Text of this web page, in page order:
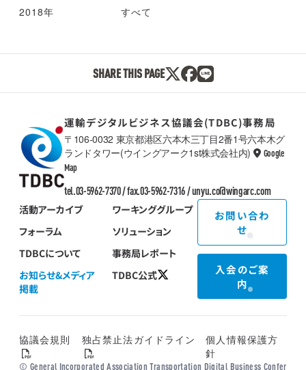
2018年
すべて
SHARE THIS PAGE
TDBC
運輸デジタルビジネス協議会(TDBC)事務局
〒106-0032 東京都港区六本木三丁目2番1号六本木グ
ランドタワー(ウイングアーク1st株式会社内)
Google
Map
tel.03-5962-7370 / fax.03-5962-7316 /unyu.co@wingarc.com
活動アーカイブ
ワーキンググループ
フォーラム
ソリューション
TDBCについて
事務局レポート
お知らせ&メディア
掲載
TDBC公式
お問い合わ
せ
入会のご案
内
協議会規則 独占禁止法ガイドライン
個人情報保護方
針
© General Incorporated Association Transportation Digital Business Confer